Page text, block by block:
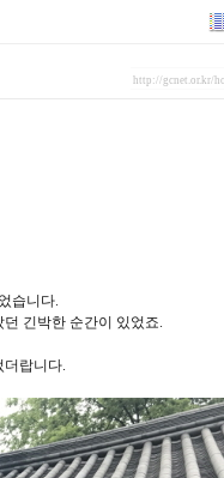
http://gcnet.or.kr/
습니다.
긴박한 순간이 있었죠.
더랍니다.